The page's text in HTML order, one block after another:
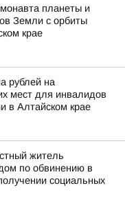
планеты и
Земли с орбиты
крае
рублей на
мест для инвалидов
в Алтайском крае
житель
по обвинению в
социальных